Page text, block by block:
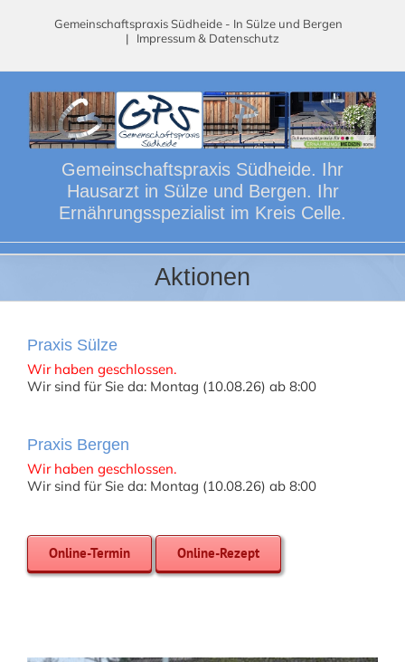
Gemeinschaftspraxis Südheide - In Sülze und Bergen
| Impressum & Datenschutz
Gemeinschaftspraxis Südheide. Ihr
Hausarzt in Sülze und Bergen. Ihr
Ernährungsspezialist im Kreis Celle.
Aktionen
Praxis Sülze
Wir haben geschlossen.
Wir sind für Sie da: Montag (10.08.26) ab 8:00
Praxis Bergen
Wir haben geschlossen.
Wir sind für Sie da: Montag (10.08.26) ab 8:00
Online-Termin Online-Rezept